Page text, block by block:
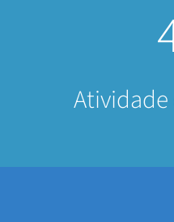
Atividade